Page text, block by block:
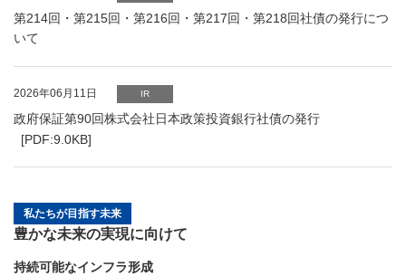
第214回・第215回・第216回・第217回・第218回社債の発行につ
いて
2026年06月11日 IR
政府保証第90回株式会社日本政策投資銀行社債の発行
[PDF:9.0KB]
PDFファイルが新規ウィンドウで開きます
私たちが目指す未来
豊かな未来の実現に向けて
持続可能なインフラ形成